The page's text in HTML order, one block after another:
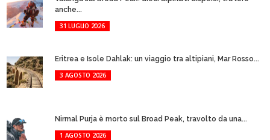
anche...
31 LUGLIO 2026
Eritrea e Isole Dahlak: un viaggio tra altipiani, Mar Rosso...
3 AGOSTO 2026
Nirmal Purja è morto sul Broad Peak, travolto da una...
1 AGOSTO 2026